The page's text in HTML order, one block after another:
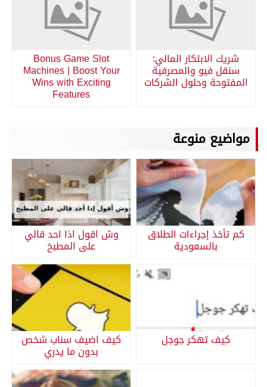
شريك الابتكار المالي:
سنقل فيو والمصرفية
المفتوحة وحلول الشركات
Bonus Game Slot
Machines | Boost Your
Wins with Exciting
Features
مواضيع منوعة
كم تأخذ إجراءات الطلاق
بالسعودية
وش اقول اذا احد قالي
على المطبخ
كيف تهكر جوجل كيف اضيف سناب شخص
بدون ما يدري